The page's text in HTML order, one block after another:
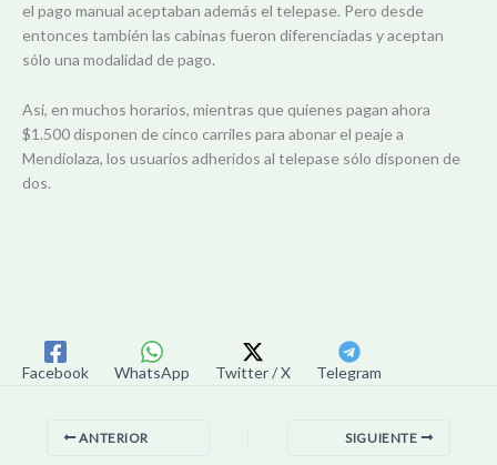
el pago manual aceptaban además el telepase. Pero desde
entonces también las cabinas fueron diferenciadas y aceptan
sólo una modalidad de pago.
Asi, en muchos horarios, mientras que quienes pagan ahora
$1.500 disponen de cinco carriles para abonar el peaje a
Mendiolaza, los usuarios adheridos al telepase sólo disponen de
dos.
Facebook WhatsApp Twitter / X Telegram
ANTERIOR SIGUIENTE